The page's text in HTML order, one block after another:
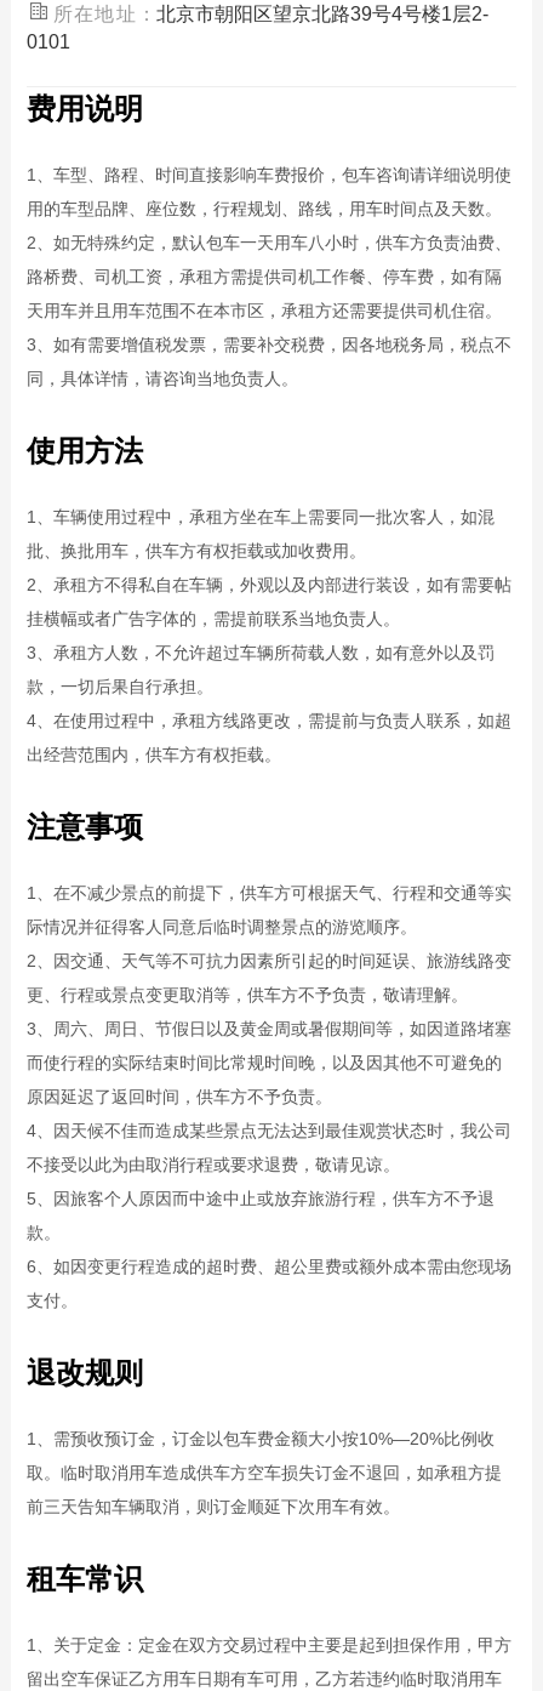
所在地址： 北京市朝阳区望京北路39号4号楼1层2-
0101
费用说明
1、车型、路程、时间直接影响车费报价，包车咨询请详细说明使
用的车型品牌、座位数，行程规划、路线，用车时间点及天数。
2、如无特殊约定，默认包车一天用车八小时，供车方负责油费、
路桥费、司机工资，承租方需提供司机工作餐、停车费，如有隔
天用车并且用车范围不在本市区，承租方还需要提供司机住宿。
3、如有需要增值税发票，需要补交税费，因各地税务局，税点不
同，具体详情，请咨询当地负责人。
使用方法
1、车辆使用过程中，承租方坐在车上需要同一批次客人，如混
批、换批用车，供车方有权拒载或加收费用。
2、承租方不得私自在车辆，外观以及内部进行装设，如有需要帖
挂横幅或者广告字体的，需提前联系当地负责人。
3、承租方人数，不允许超过车辆所荷载人数，如有意外以及罚
款，一切后果自行承担。
4、在使用过程中，承租方线路更改，需提前与负责人联系，如超
出经营范围内，供车方有权拒载。
注意事项
1、在不减少景点的前提下，供车方可根据天气、行程和交通等实
际情况并征得客人同意后临时调整景点的游览顺序。
2、因交通、天气等不可抗力因素所引起的时间延误、旅游线路变
更、行程或景点变更取消等，供车方不予负责，敬请理解。
3、周六、周日、节假日以及黄金周或暑假期间等，如因道路堵塞
而使行程的实际结束时间比常规时间晚，以及因其他不可避免的
原因延迟了返回时间，供车方不予负责。
4、因天候不佳而造成某些景点无法达到最佳观赏状态时，我公司
不接受以此为由取消行程或要求退费，敬请见谅。
5、因旅客个人原因而中途中止或放弃旅游行程，供车方不予退
款。
6、如因变更行程造成的超时费、超公里费或额外成本需由您现场
支付。
退改规则
1、需预收预订金，订金以包车费金额大小按10%—20%比例收
取。临时取消用车造成供车方空车损失订金不退回，如承租方提
前三天告知车辆取消，则订金顺延下次用车有效。
租车常识
1、关于定金：定金在双方交易过程中主要是起到担保作用，甲方
留出空车保证乙方用车日期有车可用，乙方若违约临时取消用车